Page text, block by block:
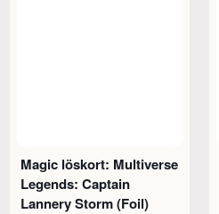
Magic löskort: Multiverse
Legends: Captain
Lannery Storm (Foil)